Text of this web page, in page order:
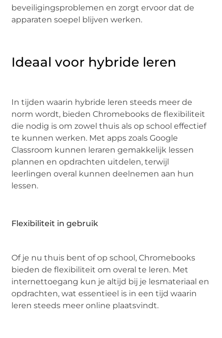
beveiligingsproblemen en zorgt ervoor dat de
apparaten soepel blijven werken.
Ideaal voor hybride leren
In tijden waarin hybride leren steeds meer de
norm wordt, bieden Chromebooks de flexibiliteit
die nodig is om zowel thuis als op school effectief
te kunnen werken. Met apps zoals Google
Classroom kunnen leraren gemakkelijk lessen
plannen en opdrachten uitdelen, terwijl
leerlingen overal kunnen deelnemen aan hun
lessen.
Flexibiliteit in gebruik
Of je nu thuis bent of op school, Chromebooks
bieden de flexibiliteit om overal te leren. Met
internettoegang kun je altijd bij je lesmateriaal en
opdrachten, wat essentieel is in een tijd waarin
leren steeds meer online plaatsvindt.